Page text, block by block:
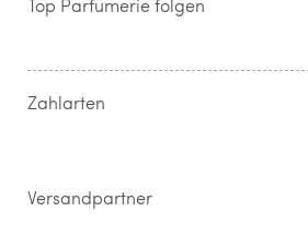
Kontakt
Widerrufsrecht & Rückgabebedingungen
Top Parfümerie folgen
Zahlarten
Versandpartner